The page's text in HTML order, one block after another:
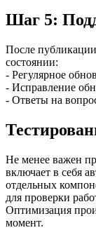
Шаг 5:
После
состоянии:
- Регулярное
- Исправление
- Ответы на
Не менее важен
включает в себя
отдельных
для проверки
Оптимизация
момент.